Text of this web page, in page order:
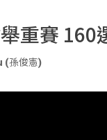
重賽 160
(孫俊憲)